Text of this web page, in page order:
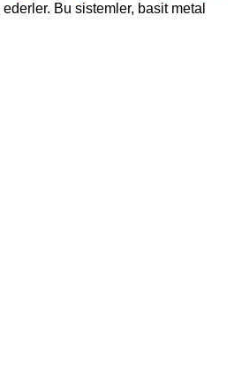
Bu sistemler, basit metal